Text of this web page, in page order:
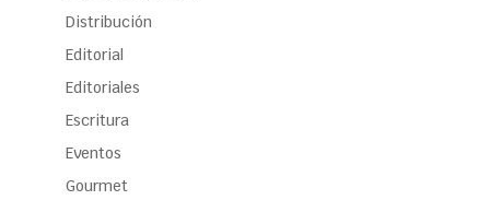
Distribución
Editorial
Editoriales
Escritura
Eventos
Gourmet